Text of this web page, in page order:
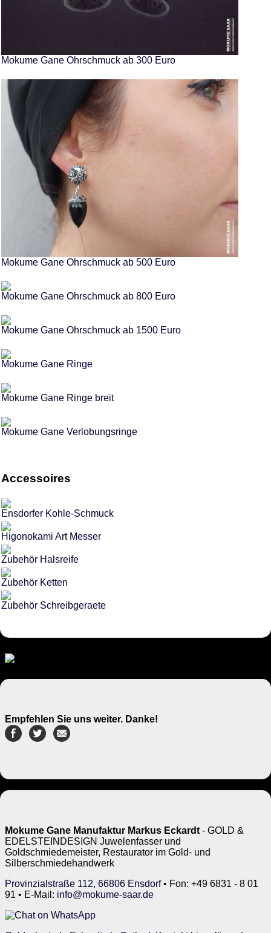
Mokume Gane Ohrschmuck ab 300 Euro
Mokume Gane Ohrschmuck ab 500 Euro
Mokume Gane Ohrschmuck ab 800 Euro
Mokume Gane Ohrschmuck ab 1500 Euro
Mokume Gane Ringe
Mokume Gane Ringe breit
Mokume Gane Verlobungsringe
Accessoires
Ensdorfer Kohle-Schmuck
Higonokami Art Messer
Zubehör Halsreife
Zubehör Ketten
Zubehör Schreibgeraete
Empfehlen Sie uns weiter. Danke!
Mokume Gane Manufaktur Markus Eckardt - GOLD &
EDELSTEINDESIGN Juwelenfasser und
Goldschmiedemeister, Restaurator im Gold- und
Silberschmiedehandwerk
Provinzialstraße 112, 66806 Ensdorf• Fon: +49 6831 - 8 01
91 • E-Mail: info@mokume-saar.de